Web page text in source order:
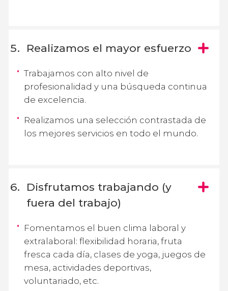
Realizamos el mayor esfuerzo
Trabajamos con alto nivel de
profesionalidad y una búsqueda continua
de excelencia.
Realizamos una selección contrastada de
los mejores servicios en todo el mundo.
Disfrutamos trabajando (y
fuera del trabajo)
Fomentamos el buen clima laboral y
extralaboral: flexibilidad horaria, fruta
fresca cada día, clases de yoga, juegos de
mesa, actividades deportivas,
voluntariado, etc.